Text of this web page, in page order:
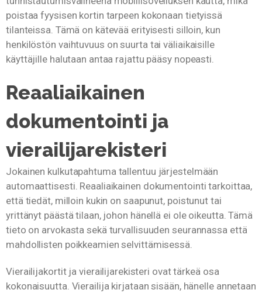
poistaa fyysisen kortin tarpeen kokonaan tietyissä
tilanteissa. Tämä on kätevää erityisesti silloin, kun
henkilöstön vaihtuvuus on suurta tai väliaikaisille
käyttäjille halutaan antaa rajattu pääsy nopeasti.
Reaaliaikainen
dokumentointi ja
vierailijarekisteri
Jokainen kulkutapahtuma tallentuu järjestelmään
automaattisesti. Reaaliaikainen dokumentointi tarkoittaa,
että tiedät, milloin kukin on saapunut, poistunut tai
yrittänyt päästä tilaan, johon hänellä ei ole oikeutta. Tämä
tieto on arvokasta sekä turvallisuuden seurannassa että
mahdollisten poikkeamien selvittämisessä.
Vierailijakortit ja vierailijarekisteri ovat tärkeä osa
kokonaisuutta. Vierailija kirjataan sisään, hänelle annetaan